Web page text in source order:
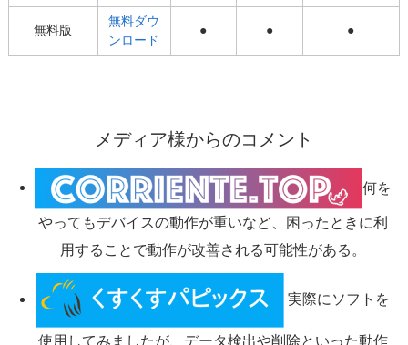
無料版
無料ダウ
ンロード
● ● ●
メディア様からのコメント
何を
やってもデバイスの動作が重いなど、困ったときに利
用することで動作が改善される可能性がある。
実際にソフトを
使用してみましたが、データ検出や削除といった動作